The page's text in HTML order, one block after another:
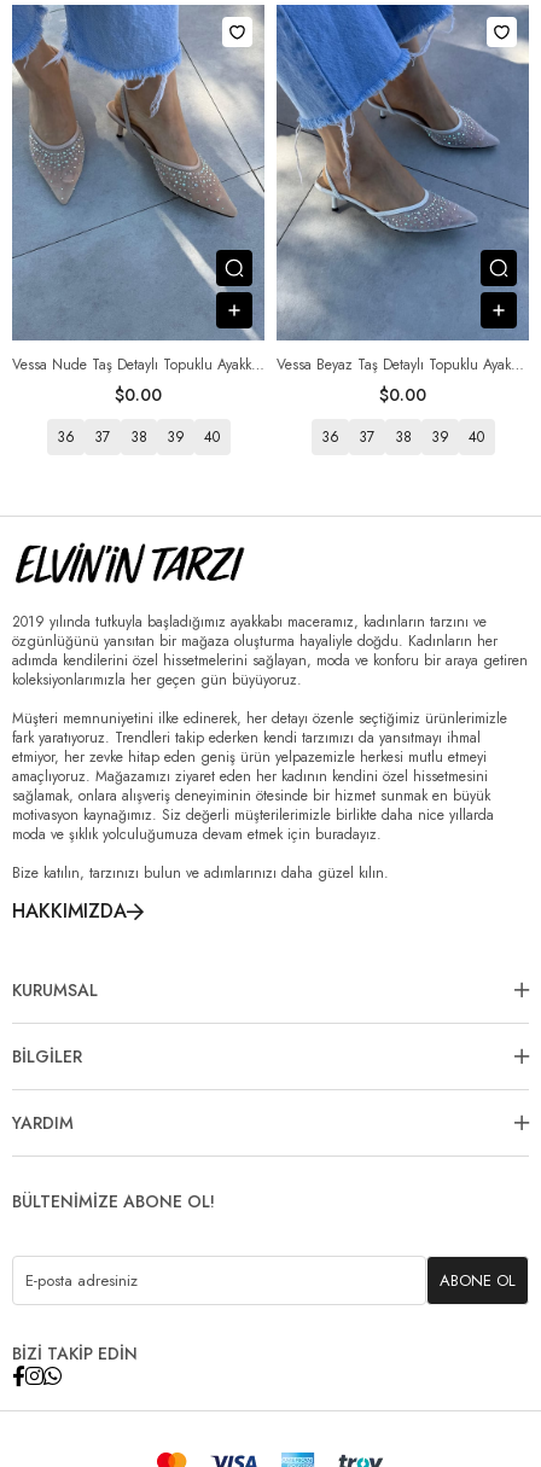
Vessa Nude Taş Detaylı Topuklu Ayakkabı
$0.00
Ürünü İncele
Sepete Ekle
36 37 38 39 40
Vessa Beyaz Taş Detaylı Topuklu Ayakkabı
$0.00
36 37 38 39 40
2019 yılında tutkuyla başladığımız ayakkabı maceramız, kadınların tarzını ve
özgünlüğünü yansıtan bir mağaza oluşturma hayaliyle doğdu. Kadınların her
adımda kendilerini özel hissetmelerini sağlayan, moda ve konforu bir araya getiren
koleksiyonlarımızla her geçen gün büyüyoruz.
Müşteri memnuniyetini ilke edinerek, her detayı özenle seçtiğimiz ürünlerimizle
fark yaratıyoruz. Trendleri takip ederken kendi tarzımızı da yansıtmayı ihmal
etmiyor, her zevke hitap eden geniş ürün yelpazemizle herkesi mutlu etmeyi
amaçlıyoruz. Mağazamızı ziyaret eden her kadının kendini özel hissetmesini
sağlamak, onlara alışveriş deneyiminin ötesinde bir hizmet sunmak en büyük
motivasyon kaynağımız. Siz değerli müşterilerimizle birlikte daha nice yıllarda
moda ve şıklık yolculuğumuza devam etmek için buradayız.
Bize katılın, tarzınızı bulun ve adımlarınızı daha güzel kılın.
HAKKIMIZDA
KURUMSAL
BİLGİLER
YARDIM
BÜLTENİMİZE ABONE OL!
ABONE OL
BİZİ TAKİP EDİN